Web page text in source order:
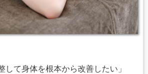
して身体を根本から改善したい」